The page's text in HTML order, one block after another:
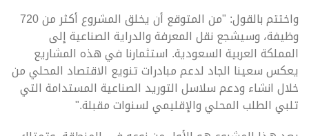
واختتم بالقول: "من المتوقع أن يخلق المشروع أكثر من 720
وظيفة، وسيشجع نقل المعرفة والدراية الصناعية إلى
المملكة العربية السعودية. استثمارنا في هذه المشاريع
يعكس سعينا الجاد لدعم مبادرات تنويع الاقتصاد المحلي من
خلال انشاء ودعم سلاسل التوريد الصناعية المستدامة التي
تلبي الطلب المحلي والإقليمي لسنوات مقبلة."